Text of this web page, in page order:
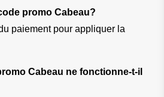
promo Cabeau?
paiement pour appliquer la
Cabeau ne fonctionne-t-il